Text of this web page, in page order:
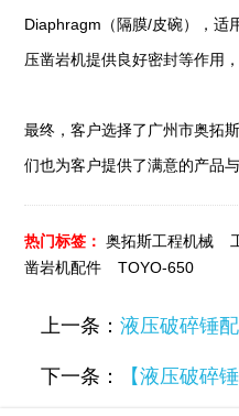
Diaphragm（隔膜/皮碗），适
压凿岩机提供良好密封等作用
最终，客户选择了广州市奥拓
们也为客户提供了满意的产品
热门标签： 奥拓斯工程机械
凿岩机配件
TOYO-650
上一条：液压破碎锤配件选
下一条： 【液压破碎锤核心